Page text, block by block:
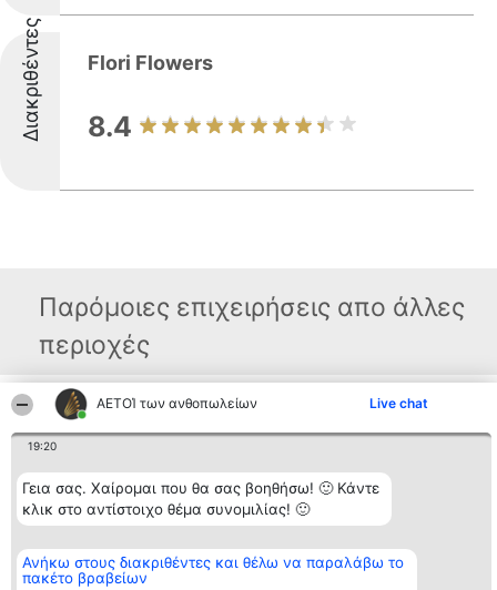
ΑΕΤΟΊ των ανθοπωλείων Live chat
19:20
Γεια σας. Χαίρομαι που θα σας βοηθήσω! 🙂 Κάντε
κλικ στο αντίστοιχο θέμα συνομιλίας! 🙂
Ανήκω στους διακριθέντες και θέλω να παραλάβω το
πακέτο βραβείων
Διακριθέντες Flori Flowers
8.4
Παρόμοιες επιχειρήσεις απο άλλες
περιοχές
Διοργανωτής της
κατάταξης
BEAUTIFUL COMPANY
ΤΗΛ. ΕΠΙΚΟΙΝΩΝΙΑΣ:
2104128019
email:
Διακριθέντες
διακριθέντων
Μεθοδολογία
Όροι &
ΠΟΛΙΤΙΚΗ
ΑΠΟΡΡΗΤΟΥ
Επικοινωνία